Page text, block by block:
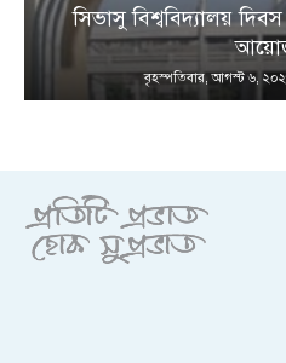
সিভাসু বিশ্ববিদ্যালয়
বৃহস্পতিবার, আগস্ট ৬,